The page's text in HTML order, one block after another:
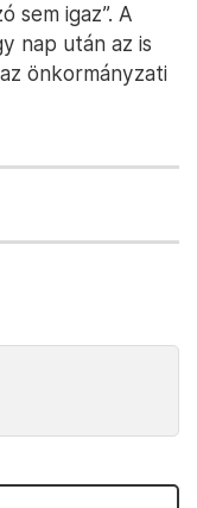
sem igaz”. A
nap után az is
önkormányzati